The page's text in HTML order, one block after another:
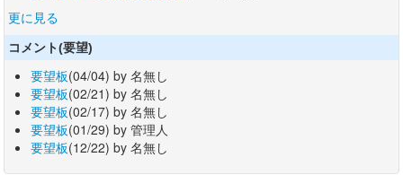
更に見る
コメント(要望)
要望板(04/04) by 名無し
要望板(02/21) by 名無し
要望板(02/17) by 名無し
要望板(01/29) by 管理人
要望板(12/22) by 名無し